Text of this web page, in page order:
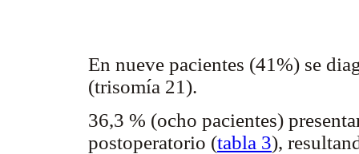
En nueve pacientes (41%) se
(trisomía 21).
36,3 % (ocho pacientes)
postoperatorio (tabla 3),